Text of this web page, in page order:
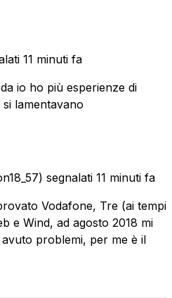
11 minuti fa
io ho più esperienze di
lamentavano
segnalati 11 minuti fa
Vodafone, Tre (ai tempi
e Wind, ad agosto 2018 mi
problemi, per me è il